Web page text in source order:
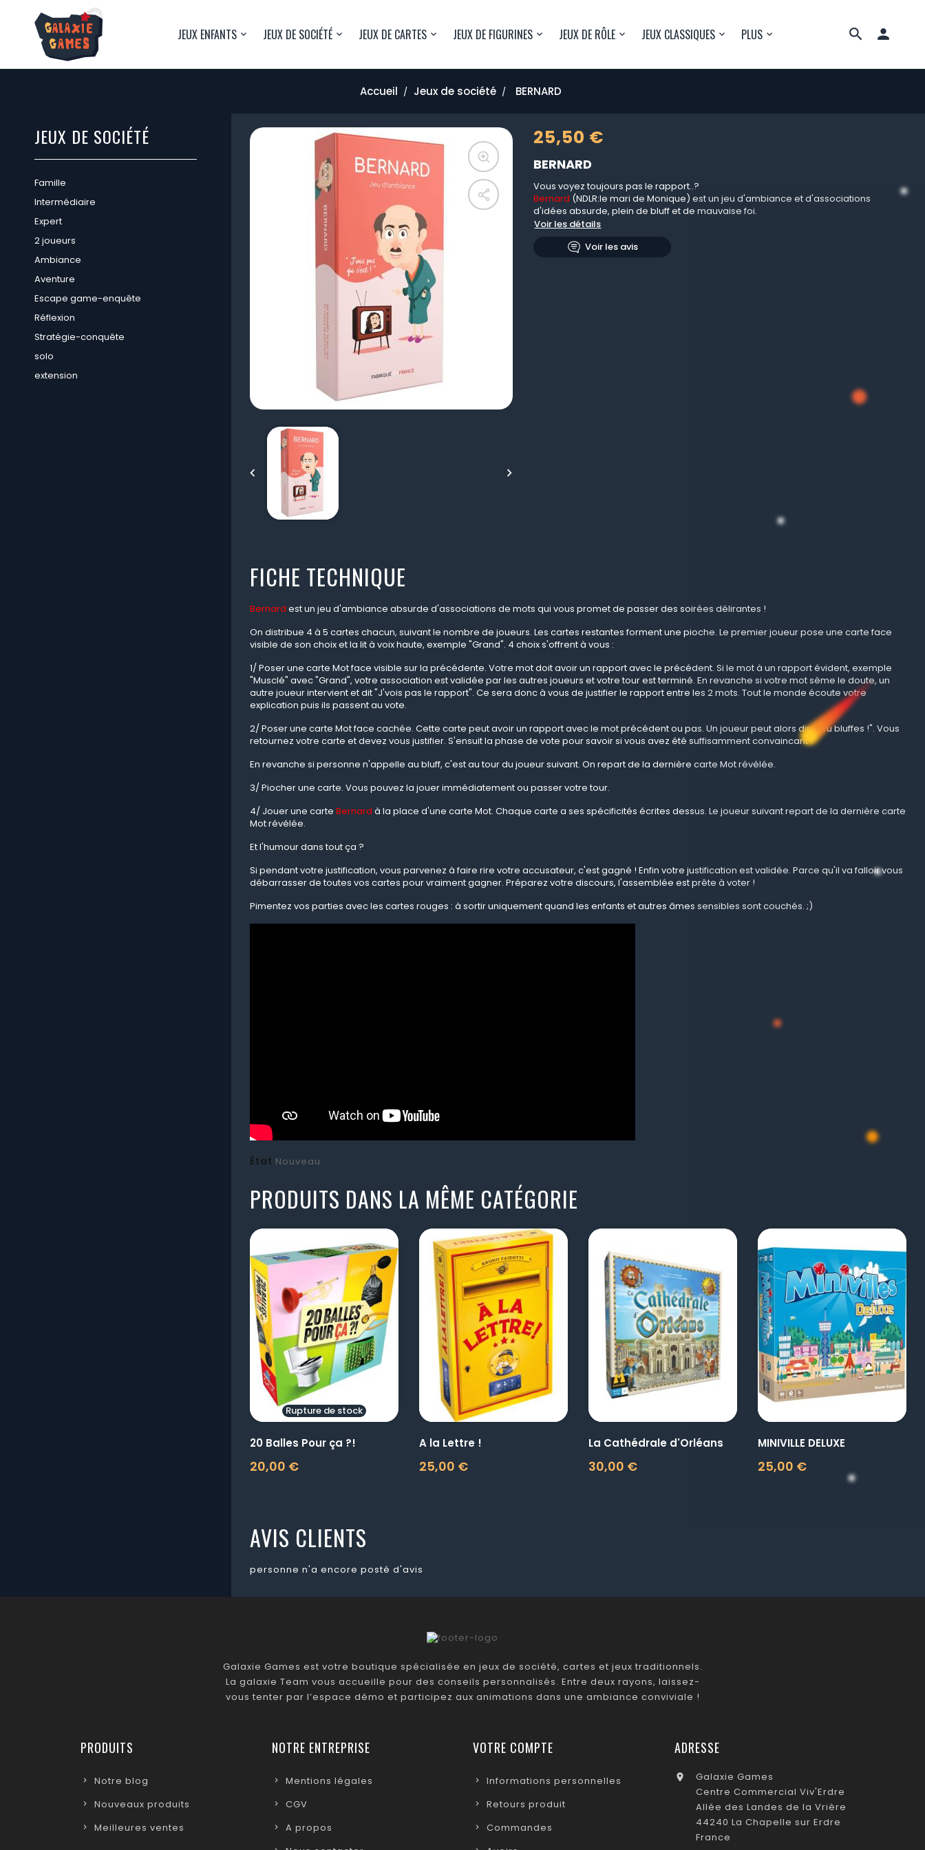

JEUX ENFANTS JEUX DE SOCIÉTÉ JEUX DE CARTES JEUX DE FIGURINES JEUX DE RÔLE JEUX CLASSIQUES PLUS
Accueil Jeux de société BERNARD
JEUX DE SOCIÉTÉ
Famille
Intermédiaire
Expert
2 joueurs
Ambiance
Aventure
Escape game-enquête
Réflexion
Stratégie-conquête
solo
extension
 
25,50 €
BERNARD
Vous voyez toujours pas le rapport..?
Bernard (NDLR:le mari de Monique) est un jeu d'ambiance et d'associations
d'idées absurde, plein de bluff et de mauvaise foi.
Voir les détails
Voir les avis
FICHE TECHNIQUE
Bernard est un jeu d'ambiance absurde d'associations de mots qui vous promet de passer des soirées délirantes !
On distribue 4 à 5 cartes chacun, suivant le nombre de joueurs. Les cartes restantes forment une pioche. Le premier joueur pose une carte face
visible de son choix et la lit à voix haute, exemple "Grand". 4 choix s'offrent à vous :
1/ Poser une carte Mot face visible sur la précédente. Votre mot doit avoir un rapport avec le précédent. Si le mot à un rapport évident, exemple
"Musclé" avec "Grand", votre association est validée par les autres joueurs et votre tour est terminé. En revanche si votre mot sème le doute, un
autre joueur intervient et dit "J'vois pas le rapport". Ce sera donc à vous de justifier le rapport entre les 2 mots. Tout le monde écoute votre
explication puis ils passent au vote.
2/ Poser une carte Mot face cachée. Cette carte peut avoir un rapport avec le mot précédent ou pas. Un joueur peut alors dire "Tu bluffes !". Vous
retournez votre carte et devez vous justifier. S'ensuit la phase de vote pour savoir si vous avez été suffisamment convaincant !
En revanche si personne n'appelle au bluff, c'est au tour du joueur suivant. On repart de la dernière carte Mot révélée.
3/ Piocher une carte. Vous pouvez la jouer immédiatement ou passer votre tour.
4/ Jouer une carte Bernard à la place d'une carte Mot. Chaque carte a ses spécificités écrites dessus. Le joueur suivant repart de la dernière carte
Mot révélée.
Et l'humour dans tout ça ?
Si pendant votre justification, vous parvenez à faire rire votre accusateur, c'est gagné ! Enfin votre justification est validée. Parce qu'il va falloir vous
débarrasser de toutes vos cartes pour vraiment gagner. Préparez votre discours, l'assemblée est prête à voter !
Pimentez vos parties avec les cartes rouges : à sortir uniquement quand les enfants et autres âmes sensibles sont couchés. ;)
État Nouveau
PRODUITS DANS LA MÊME CATÉGORIE
visibility
Rupture de stock
20 Balles Pour ça ?!
20,00 €
Prix
visibility
A la Lettre !
25,00 €
Prix
visibility
La Cathédrale d'Orléans
30,00 €
Prix
visibility
MINIVILLE DELUXE
25,00 €
Prix
AVIS CLIENTS
personne n'a encore posté d'avis
Galaxie Games est votre boutique spécialisée en jeux de société, cartes et jeux traditionnels.
La galaxie Team vous accueille pour des conseils personnalisés. Entre deux rayons, laissez-
vous tenter par l’espace démo et participez aux animations dans une ambiance conviviale !
PRODUITS
Notre blog
Nouveaux produits
Meilleures ventes
NOTRE ENTREPRISE
Mentions légales
CGV
A propos
VOTRE COMPTE
Informations personnelles
Retours produit
Commandes
ADRESSE

Galaxie Games
Centre Commercial Viv'Erdre
Allée des Landes de la Vrière
44240 La Chapelle sur Erdre
France